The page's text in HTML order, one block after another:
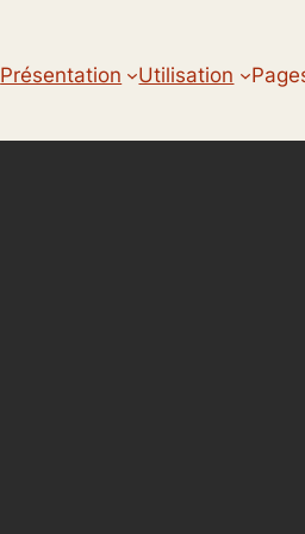
Présentation Utilisation